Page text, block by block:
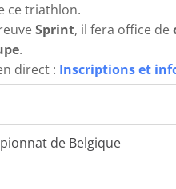
ce triathlon.
Sprint, il fera office de
.
direct : Inscriptions et
de Belgique